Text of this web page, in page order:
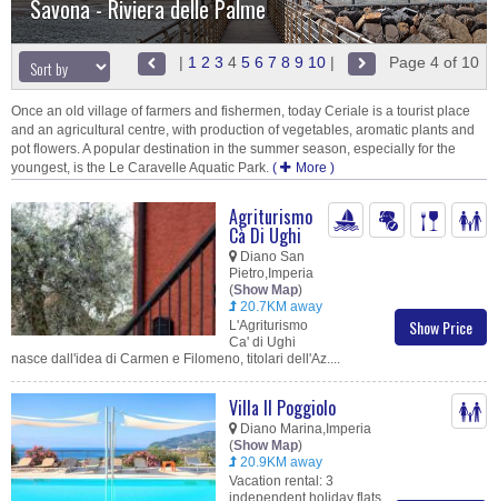
Savona - Riviera delle Palme
| 1 2 3 4 5 6 7 8 9 10 | Page 4 of 10
Once an old village of farmers and fishermen, today Ceriale is a tourist place
and an agricultural centre, with production of vegetables, aromatic plants and
pot flowers. A popular destination in the summer season, especially for the
youngest, is the Le Caravelle Aquatic Park. ( More )
Show Price
Agriturismo
Cà Di Ughi
Diano San
Pietro,Imperia
(Show Map)
20.7KM away
L'Agriturismo
Ca' di Ughi
nasce dall'idea di Carmen e Filomeno, titolari dell'Az....
Villa Il Poggiolo
Diano Marina,Imperia
(Show Map)
20.9KM away
Vacation rental: 3